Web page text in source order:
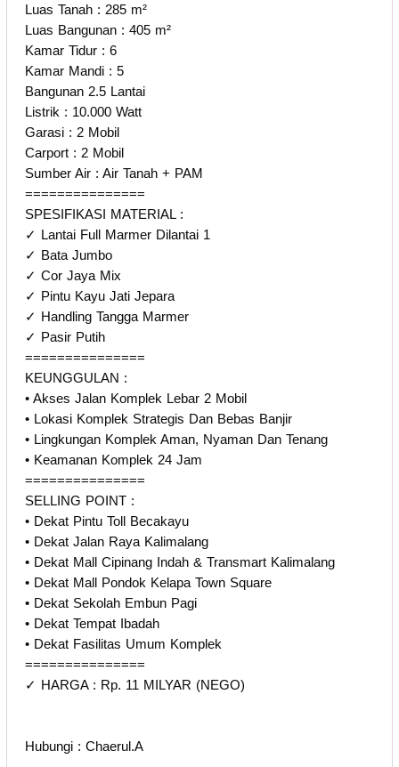
Luas Tanah : 285 m²
Luas Bangunan : 405 m²
Kamar Tidur : 6
Kamar Mandi : 5
Bangunan 2.5 Lantai
Listrik : 10.000 Watt
Garasi : 2 Mobil
Carport : 2 Mobil
Sumber Air : Air Tanah + PAM
===============
SPESIFIKASI MATERIAL :
✓ Lantai Full Marmer Dilantai 1
✓ Bata Jumbo
✓ Cor Jaya Mix
✓ Pintu Kayu Jati Jepara
✓ Handling Tangga Marmer
✓ Pasir Putih
===============
KEUNGGULAN :
• Akses Jalan Komplek Lebar 2 Mobil
• Lokasi Komplek Strategis Dan Bebas Banjir
• Lingkungan Komplek Aman, Nyaman Dan Tenang
• Keamanan Komplek 24 Jam
===============
SELLING POINT :
• Dekat Pintu Toll Becakayu
• Dekat Jalan Raya Kalimalang
• Dekat Mall Cipinang Indah & Transmart Kalimalang
• Dekat Mall Pondok Kelapa Town Square
• Dekat Sekolah Embun Pagi
• Dekat Tempat Ibadah
• Dekat Fasilitas Umum Komplek
===============
✓ HARGA : Rp. 11 MILYAR (NEGO)
Hubungi : Chaerul.A